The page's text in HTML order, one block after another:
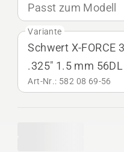
Passt zum Modell
Variante
Schwert X-FORCE
.325" 1.5 mm 56DL
Art-Nr.: 582 08 69‑56